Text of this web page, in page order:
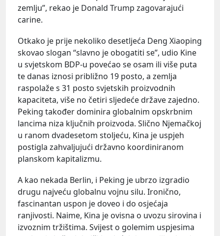
zemlju”, rekao je Donald Trump zagovarajući
carine.
Otkako je prije nekoliko desetljeća Deng Xiaoping
skovao slogan “slavno je obogatiti se”, udio Kine
u svjetskom BDP-u povećao se osam ili više puta
te danas iznosi približno 19 posto, a zemlja
raspolaže s 31 posto svjetskih proizvodnih
kapaciteta, više no četiri sljedeće države zajedno.
Peking također dominira globalnim opskrbnim
lancima niza ključnih proizvoda. Slično Njemačkoj
u ranom dvadesetom stoljeću, Kina je uspjeh
postigla zahvaljujući državno koordiniranom
planskom kapitalizmu.
A kao nekada Berlin, i Peking je ubrzo izgradio
drugu najveću globalnu vojnu silu. Ironično,
fascinantan uspon je doveo i do osjećaja
ranjivosti. Naime, Kina je ovisna o uvozu sirovina i
izvoznim tržištima. Svijest o golemim uspjesima